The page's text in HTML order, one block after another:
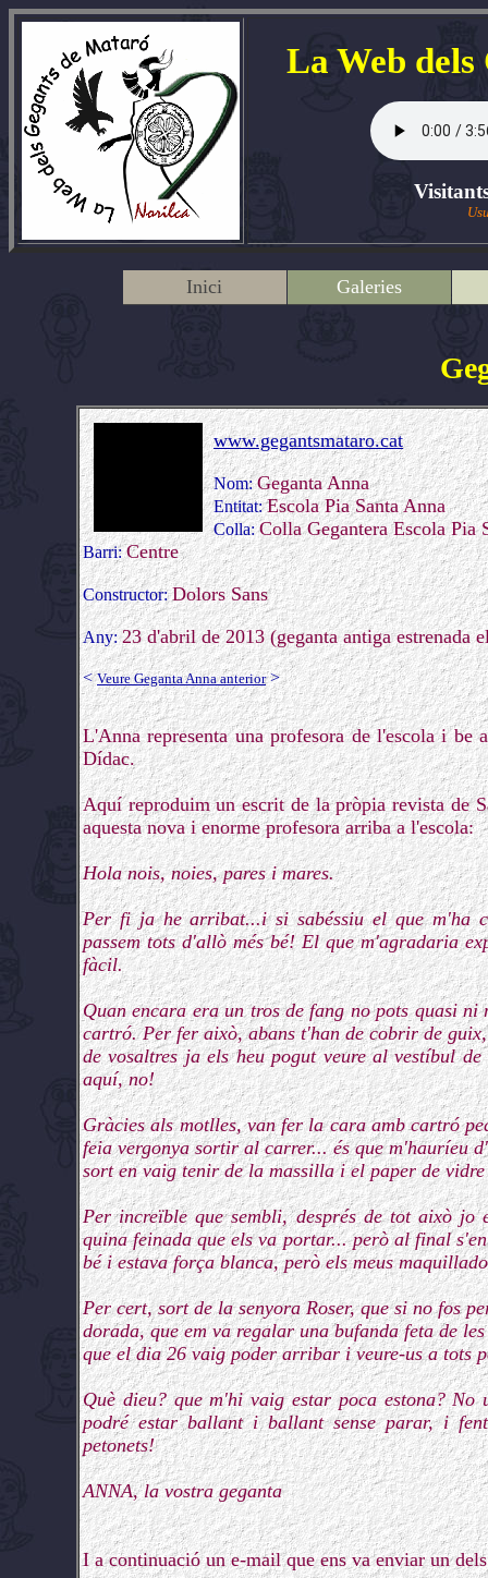
La Web
Inici Galeries
www.gegantsmataro.cat
Nom:Geganta Anna
Entitat:Escola Pia Santa Anna
Colla:Colla Gegantera Escola Pia
Barri:Centre
Constructor:Dolors Sans
Any:23 d'abril de 2013 (geganta antiga estrenada
<Veure Geganta Anna anterior>
L'Anna representa una profesora de l'escola i
Dídac.
Aquí reproduim un escrit de la pròpia revista de
aquesta nova i enorme profesora arriba a l'escola:
Hola nois, noies, pares i mares.
Per fi ja he arribat...i si sabéssiu el que m'ha
passem tots d'allò més bé! El que m'agradaria
fàcil.
Quan encara era un tros de fang no pots quasi
cartró. Per fer això, abans t'han de cobrir de
de vosaltres ja els heu pogut veure al vestíbul
aquí, no!
Gràcies als motlles, van fer la cara amb cartró
feia vergonya sortir al carrer... és que m'hauríeu
sort en vaig tenir de la massilla i el paper de
Per increïble que sembli, després de tot això
quina feinada que els va portar... però al final
bé i estava força blanca, però els meus
Per cert, sort de la senyora Roser, que si no fos
dorada, que em va regalar una bufanda feta de
que el dia 26 vaig poder arribar i veure-us a tots
Què dieu? que m'hi vaig estar poca estona?
podré estar ballant i ballant sense parar, i
petonets!
ANNA, la vostra geganta
I a continuació un e-mail que ens va enviar un